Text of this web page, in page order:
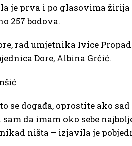
je prva i po glasovima žirija
257 bodova.
rad umjetnika Ivice
Dore, Albina Grčić.
se događa, oprostite ako
da imam oko sebe
nikad ništa – izjavila je